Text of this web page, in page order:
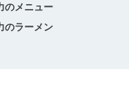
のメニュー
のラーメン